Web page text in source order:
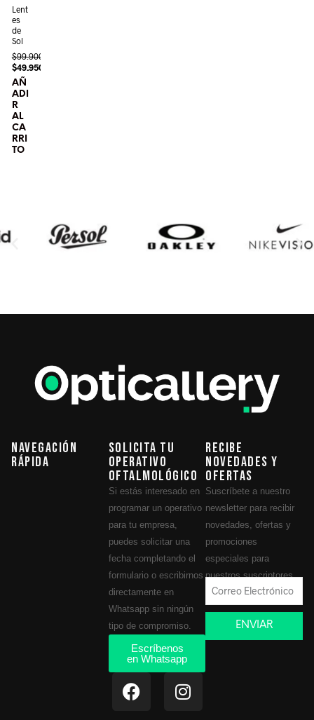
Lent
es
de
Sol
$99.900
$49.950
AÑ
ADI
R
AL
CA
RRI
TO
Navegación
Rápida
Solicita tu
operativo
oftalmológico
Si estás interesado en
programar un operativo
para tu empresa,
puedes solicitar una
fecha completando el
formulario o escribirnos
directamente en
Whatsapp sin ningún
tipo de compromiso.
Escríbenos
en Whatsapp
Recibe
novedades y
ofertas
Suscríbete a nuestro
newsletter para recibir
novedades, ofertas y
promociones
especiales para
nuestros suscriptores.
ENVIAR